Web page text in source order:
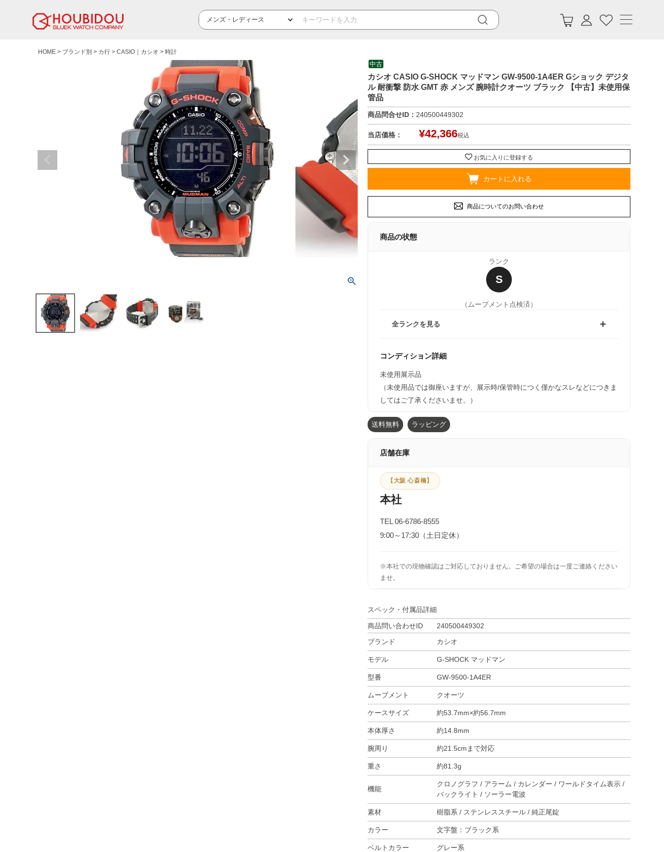
HOME ブランド別 カ行 CASIO｜カシオ 時計
中古
カシオ CASIO G-SHOCK マッドマン GW-9500-1A4ER Gショック デジタ
ル 耐衝撃 防水 GMT 赤 メンズ 腕時計クオーツ ブラック 【中古】未使用保
管品
商品問合せID： 240500449302
当店価格： ¥42,366税込
お気に入りに登録する
カートに入れる
商品についてのお問い合わせ
商品の状態
ランク
S
（ムーブメント点検済）
全ランクを見る
コンディション詳細
未使用展示品
（未使用品では御座いますが、展示時/保管時につく僅かなスレなどにつきま
してはご了承くださいませ。）
送料無料 ラッピング
店舗在庫
【大阪 心斎橋】
本社
TEL 06-6786-8555
9:00～17:30（土日定休）
※本社での現物確認はご対応しておりません。ご希望の場合は一度ご連絡ください
ませ。
スペック・付属品詳細
商品問い合わせID
240500449302
ブランド
カシオ
モデル G-SHOCK マッドマン
型番 GW-9500-1A4ER
ムーブメント クオーツ
ケースサイズ 約53.7mm×約56.7mm
本体厚さ 約14.8mm
腕周り 約21.5cmまで対応
重さ 約81.3g
機能
クロノグラフ / アラーム / カレンダー / ワールドタイム表示 /
バックライト / ソーラー電波
素材 樹脂系 / ステンレススチール / 純正尾錠
カラー 文字盤：ブラック系
ベルトカラー グレー系